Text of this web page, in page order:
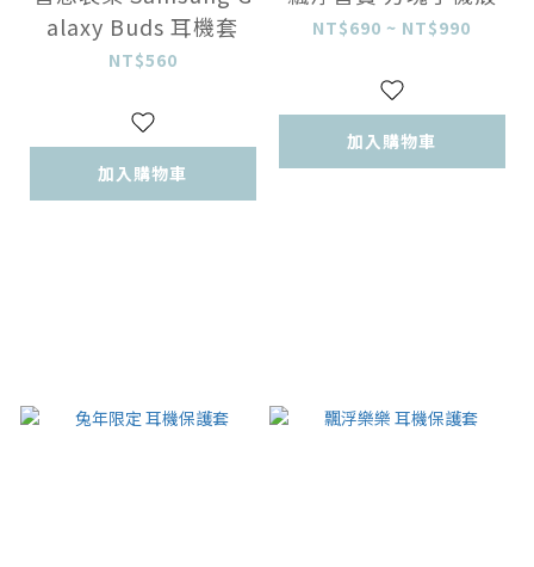
alaxy Buds 耳機套
NT$560
加入購物車
NT$690 ~ NT$990
加入購物車